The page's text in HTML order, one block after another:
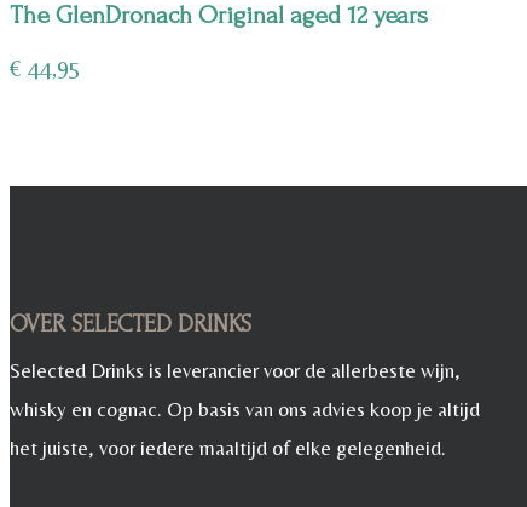
The GlenDronach Original aged 12 years
€ 44,95
OVER SELECTED DRINKS
Selected Drinks is leverancier voor de allerbeste wijn,
whisky en cognac. Op basis van ons advies koop je altijd
het juiste, voor iedere maaltijd of elke gelegenheid.